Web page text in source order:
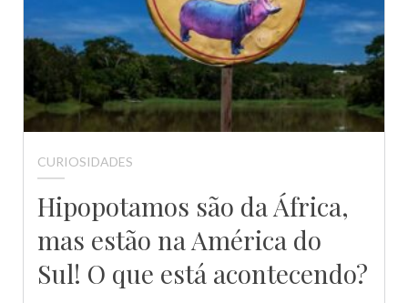
CURIOSIDADES
Hipopotamos são da África,
mas estão na América do
Sul! O que está acontecendo?